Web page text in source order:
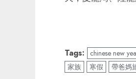
Tags: chinese new
家族
寒假 帶爸媽